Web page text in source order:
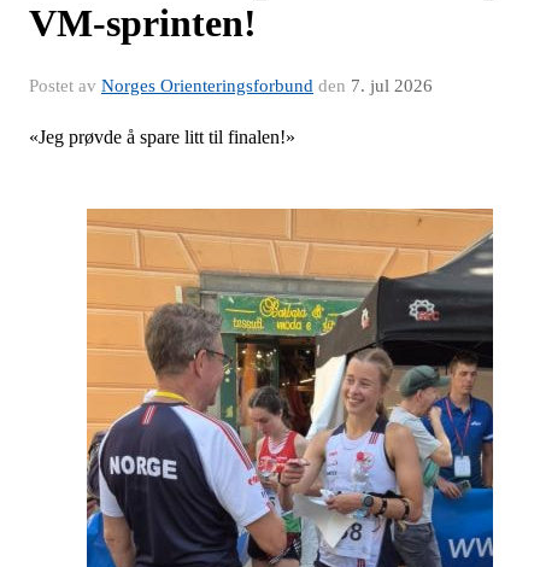
VM-sprinten!
Postet av Norges Orienteringsforbund den 7. jul 2026
«Jeg prøvde å spare litt til finalen!»